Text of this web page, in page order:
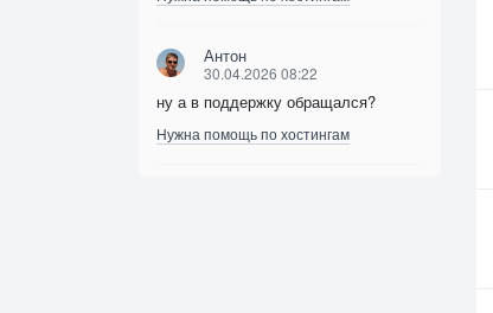
Антон
30.04.2026 08:22
ну а в поддержку обращался?
Нужна помощь по хостингам